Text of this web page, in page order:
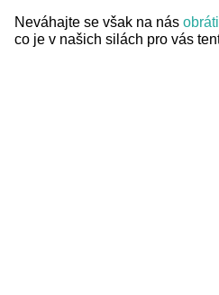
Neváhajte se však na nás
co je v našich silách pro vás